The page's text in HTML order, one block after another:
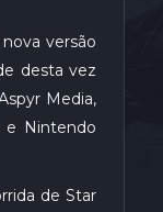
versão
desta vez
Media,
e Nintendo
de Star